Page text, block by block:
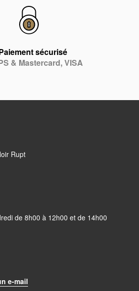
sécurisé
& Mastercard, VISA
Rupt
de 8h00 à 12h00 et de 14h00
e-mail